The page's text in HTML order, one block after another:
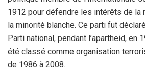
1912 pour défendre les intérêts de la
la minorité blanche. Ce parti fut
Parti national, pendant l’apartheid, en
été classé comme organisation
de 1986 à 2008.